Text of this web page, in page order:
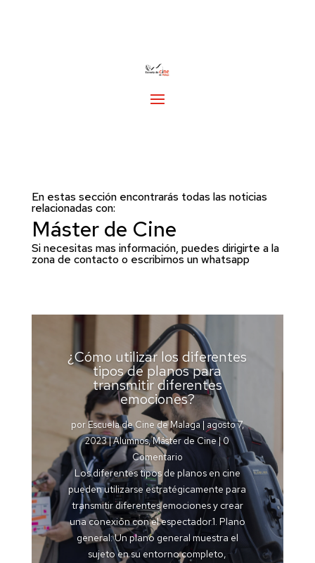
En estas sección encontrarás todas las noticias
relacionadas con:
Máster de Cine
Si necesitas mas información, puedes dirigirte a la
zona de contacto o escribirnos un whatsapp
¿Cómo utilizar los diferentes
tipos de planos para
transmitir diferentes
emociones?
porEscuela de Cine de Malaga | agosto 7,
2023|Alumnos,Máster de Cine| 0
Comentario
Los diferentes tipos de planos en cine
pueden utilizarse estratégicamente para
transmitir diferentes emociones y crear
una conexión con el espectador.1. Plano
general: Un plano general muestra el
sujeto en su entorno completo,